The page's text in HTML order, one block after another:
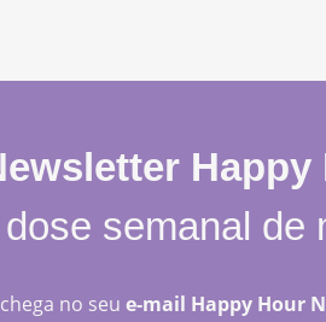
Happy
semanal de
no seu e-mail Happy Hour